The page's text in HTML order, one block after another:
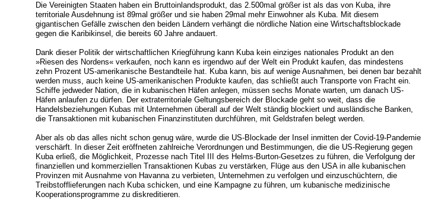
Die Vereinigten Staaten haben ein Bruttoinlandsprodukt, das 2.500mal größer ist als das von Kuba, ihre
territoriale Ausdehnung ist 89mal größer und sie haben 29mal mehr Einwohner als Kuba. Mit diesem
gigantischen Gefälle zwischen den beiden Ländern verhängt die nördliche Nation eine Wirtschaftsblockade
gegen die Karibikinsel, die bereits 60 Jahre andauert.
Dank dieser Politik der wirtschaftlichen Kriegführung kann Kuba kein einziges nationales Produkt an den
»Riesen des Nordens« verkaufen, noch kann es irgendwo auf der Welt ein Produkt kaufen, das mindestens
zehn Prozent US-amerikanische Bestandteile hat. Kuba kann, bis auf wenige Ausnahmen, bei denen bar bezahlt
werden muss, auch keine US-amerikanischen Produkte kaufen, das schließt auch Transporte von Fracht ein.
Schiffe jedweder Nation, die in kubanischen Häfen anlegen, müssen sechs Monate warten, um danach US-
Häfen anlaufen zu dürfen. Der extraterritoriale Geltungsbereich der Blockade geht so weit, dass die
Handelsbeziehungen Kubas mit Unternehmen überall auf der Welt ständig blockiert und ausländische Banken,
die Transaktionen mit kubanischen Finanzinstituten durchführen, mit Geldstrafen belegt werden.
Aber als ob das alles nicht schon genug wäre, wurde die US-Blockade der Insel inmitten der Covid-19-Pandemie
verschärft. In dieser Zeit eröffneten zahlreiche Verordnungen und Bestimmungen, die die US-Regierung gegen
Kuba erließ, die Möglichkeit, Prozesse nach Titel III des Helms-Burton-Gesetzes zu führen, die Verfolgung der
finanziellen und kommerziellen Transaktionen Kubas zu verstärken, Flüge aus den USA in alle kubanischen
Provinzen mit Ausnahme von Havanna zu verbieten, Unternehmen zu verfolgen und einzuschüchtern, die
Treibstofflieferungen nach Kuba schicken, und eine Kampagne zu führen, um kubanische medizinische
Kooperationsprogramme zu diskreditieren.